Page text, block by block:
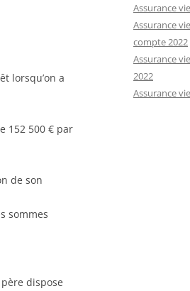
lorsqu’on a
152 500 € par
de son
sommes
dispose
Assurance
Assurance
compte 2022
Assurance
2022
Assurance